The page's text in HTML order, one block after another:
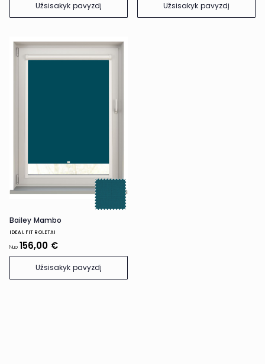
Užsisakyk pavyzdį Užsisakyk pavyzdį
Bailey Mambo
IDEAL FIT ROLETAI
Nuo 156,00 €
Užsisakyk pavyzdį